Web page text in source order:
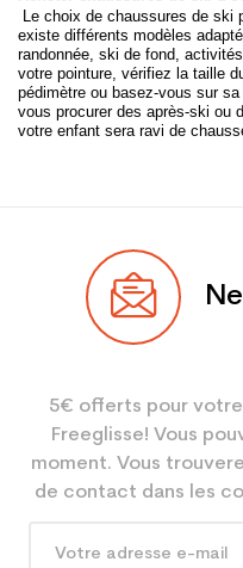
Le choix de chaussures de ski
existe différents modèles
randonnée, ski de fond,
votre pointure, vérifiez la taille
pédimètre ou basez-vous sur
vous procurer des après-ski ou
votre enfant sera ravi de
5€ offerts pour
Freeglisse! Vous
moment. Vous
de contact dans les